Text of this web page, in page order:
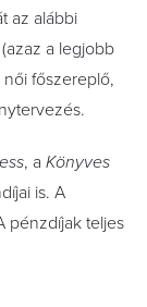
az alábbi
a legjobb
főszereplő,
, a Könyves
is. A
pénzdíjak teljes